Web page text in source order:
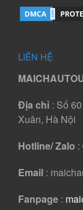
LIÊN HỆ
Địa chỉ : Số
Xuân, Hà Nội
Hotline/ Zalo :
Email :
Fanpage :